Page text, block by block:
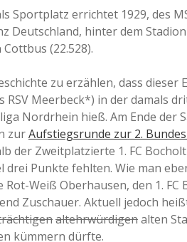
Sportplatz errichtet 1929, des
Deutschland, hinter dem
(22.528).
zu erzählen, dass dieser
RSV Meerbeck*) in der damals
Nordrhein hieß. Am Ende der
zurAufstiegsrunde zur 2.
der Zweitplatzierte 1. FC
drei Punkte fehlten. Wie man
Weiß Oberhausen, den 1. FC
Zuschauer. Aktuell jedoch
altehrwürdigenalten
kümmern dürfte.